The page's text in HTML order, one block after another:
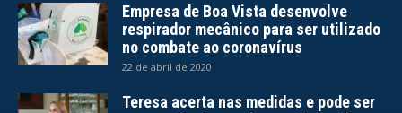
Empresa de Boa Vista desenvolve
respirador mecânico para ser utilizado
no combate ao coronavírus
22 de abril de 2020
Teresa acerta nas medidas e pode ser